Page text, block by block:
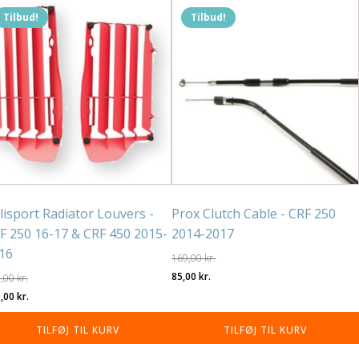
Tilbud!
Radiator Louvers -
250 16-17 & CRF 450 2015-
kr.
kr.
aktuelle
pris
TILFØJ TIL KURV
Tilbud!
Prox Clutch Cable - CRF 250
2014-2017
169,00kr.
Den
pris
85,00kr.
pris
er:TILFØJ TIL KURV